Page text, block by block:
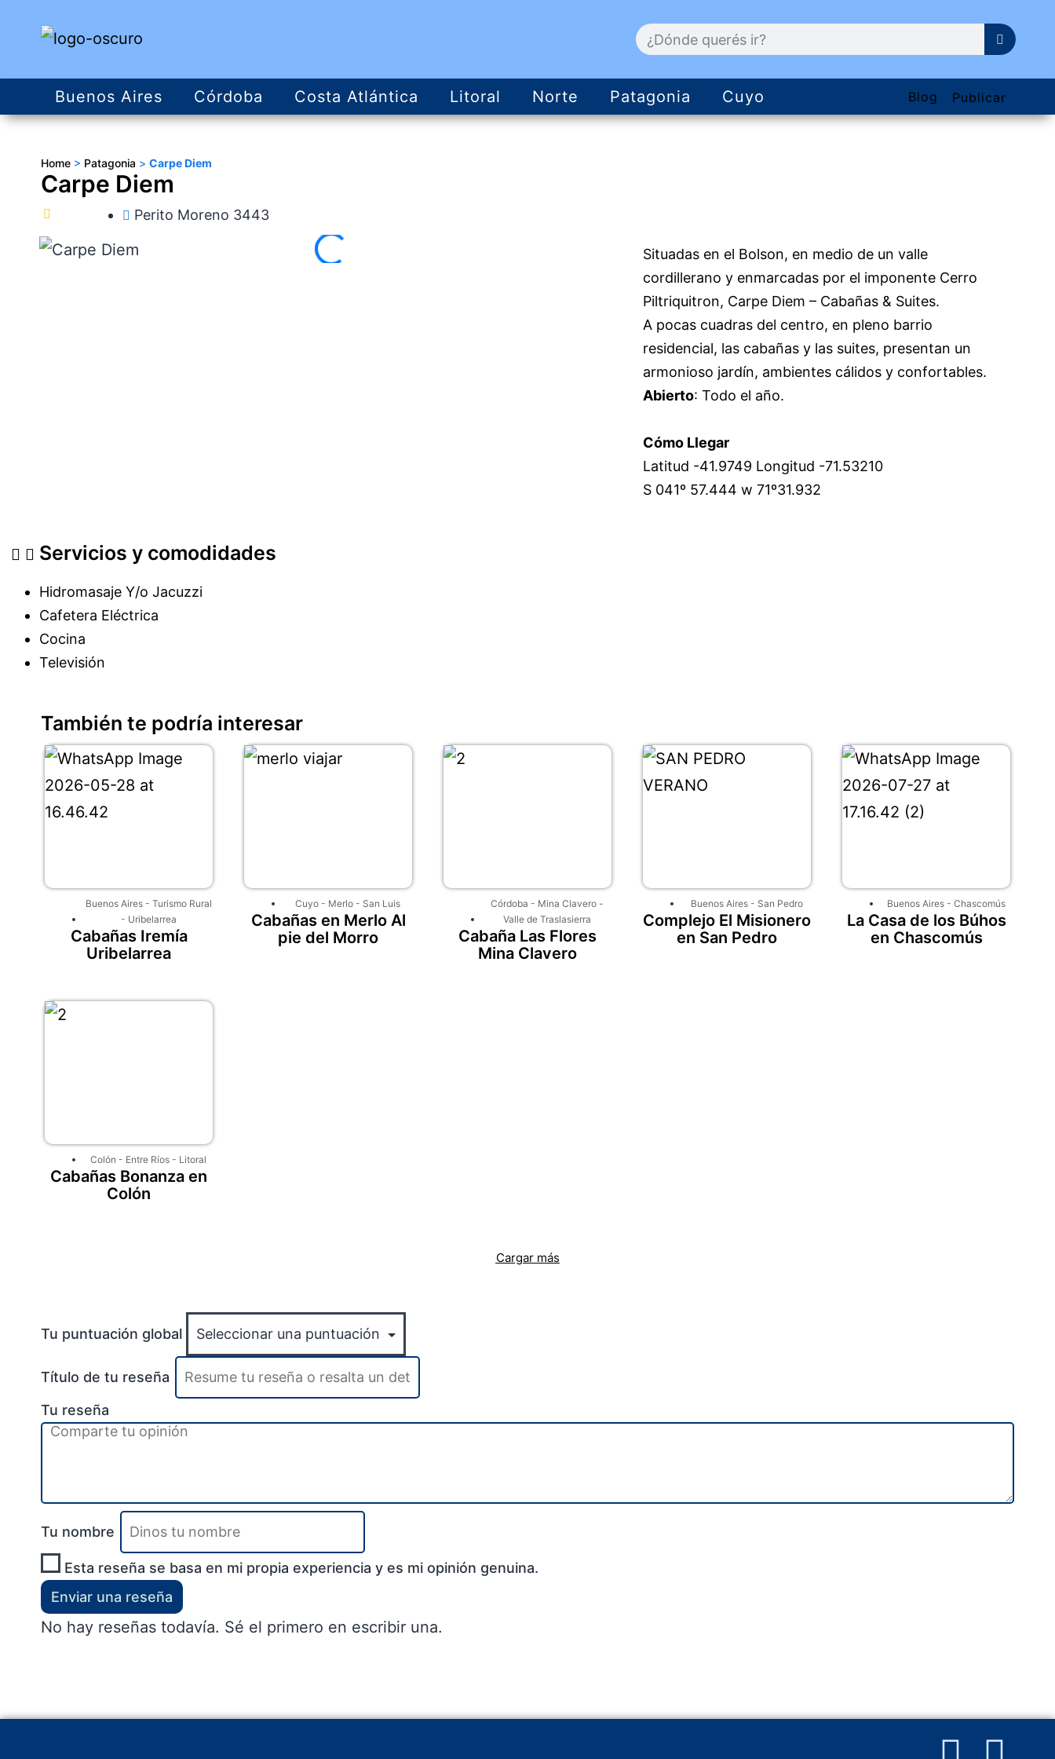
Buenos Aires Córdoba Costa Atlántica Litoral Norte Patagonia Cuyo Blog Publicar
Home > Patagonia > Carpe Diem
Carpe Diem
Perito Moreno 3443
Situadas en el Bolson, en medio de un valle
cordillerano y enmarcadas por el imponente Cerro
Piltriquitron, Carpe Diem – Cabañas & Suites.
A pocas cuadras del centro, en pleno barrio
residencial, las cabañas y las suites, presentan un
armonioso jardín, ambientes cálidos y confortables.
Abierto: Todo el año.
Cómo Llegar
Latitud -41.9749 Longitud -71.53210
S 041º 57.444 w 71º31.932
Servicios y comodidades
Hidromasaje Y/o Jacuzzi
Cafetera Eléctrica
Cocina
Televisión
También te podría interesar
Buenos Aires- Turismo Rural
- Uribelarrea
Cabañas Iremía
Uribelarrea
Cuyo - Merlo - San Luis
Cabañas en Merlo Al
pie del Morro
Córdoba - Mina Clavero -
Valle de Traslasierra
Cabaña Las Flores
Mina Clavero
Buenos Aires- San Pedro
Complejo El Misionero
en San Pedro
Buenos Aires- Chascomús
La Casa de los Búhos
en Chascomús
Colón - Entre Ríos - Litoral
Cabañas Bonanza en
Colón
Cargar más
Tu puntuación global
Título de tu reseña
Tu reseña
Tu nombre
Esta reseña se basa en mi propia experiencia y es mi opinión genuina.
Enviar una reseña
No hay reseñas todavía. Sé el primero en escribir una.